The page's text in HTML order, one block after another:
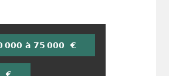
000 à 75 000 €